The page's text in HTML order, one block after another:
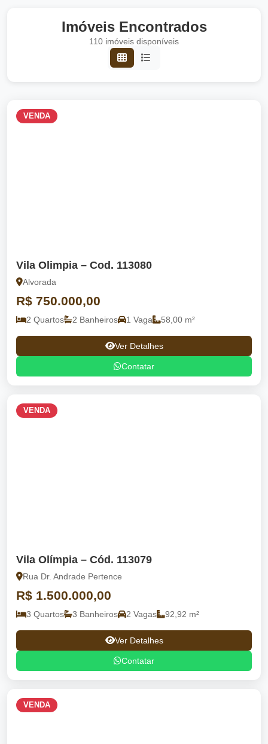
Imóveis Encontrados
110 imóveis disponíveis
VENDA
Vila Olimpia – Cod. 113080
Alvorada
R$ 750.000,00
2 Quartos 2 Banheiros 1 Vaga 58,00 m²
Ver Detalhes
Contatar
VENDA
Vila Olímpia – Cód. 113079
Rua Dr. Andrade Pertence
R$ 1.500.000,00
3 Quartos 3 Banheiros 2 Vagas 92,92 m²
Ver Detalhes
Contatar
VENDA